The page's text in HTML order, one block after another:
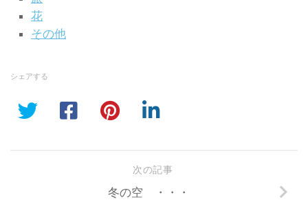
花
その他
シェアする
次の記事
冬の空 ・・・